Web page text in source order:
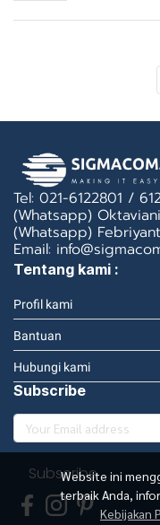
Website ini
terbaik Anda,
Kebijakan
Tel: 021-6122801 /
(Whatsapp)
(Whatsapp)
Email:
Tentang kami :
Profil kami
Bantuan
Hubungi kami
Subscribe
Subscribe